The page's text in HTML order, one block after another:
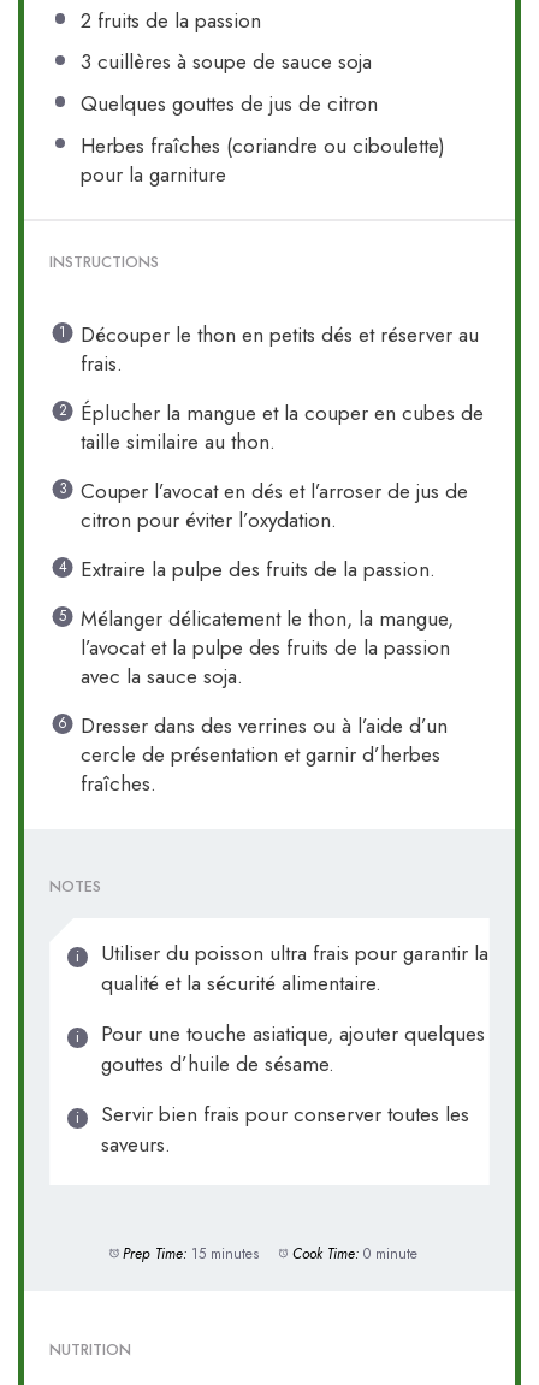
2 fruits de la passion
3 cuillères à soupe de sauce soja
Quelques gouttes de jus de citron
Herbes fraîches (coriandre ou ciboulette)
pour la garniture
INSTRUCTIONS
Découper le thon en petits dés et réserver au
frais.
Éplucher la mangue et la couper en cubes de
taille similaire au thon.
Couper l’avocat en dés et l’arroser de jus de
citron pour éviter l’oxydation.
Extraire la pulpe des fruits de la passion.
Mélanger délicatement le thon, la mangue,
l’avocat et la pulpe des fruits de la passion
avec la sauce soja.
Dresser dans des verrines ou à l’aide d’un
cercle de présentation et garnir d’herbes
fraîches.
NOTES
Utiliser du poisson ultra frais pour garantir la
qualité et la sécurité alimentaire.
Pour une touche asiatique, ajouter quelques
gouttes d’huile de sésame.
Servir bien frais pour conserver toutes les
saveurs.
Prep Time: 15 minutes Cook Time: 0 minute
NUTRITION